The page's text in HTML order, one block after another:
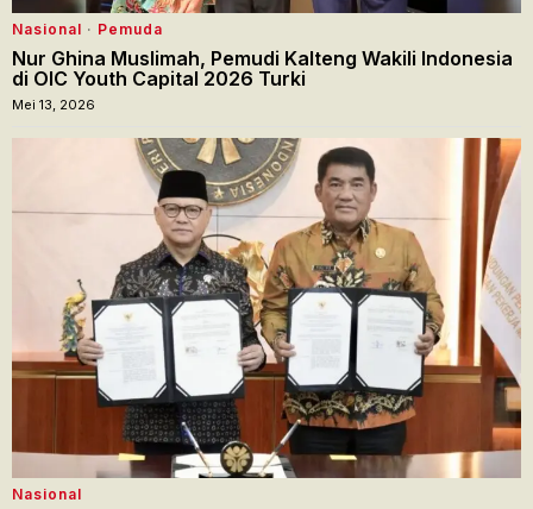
Nasional · Pemuda
Nur Ghina Muslimah, Pemudi Kalteng Wakili Indonesia
di OIC Youth Capital 2026 Turki
Mei 13, 2026
Nasional